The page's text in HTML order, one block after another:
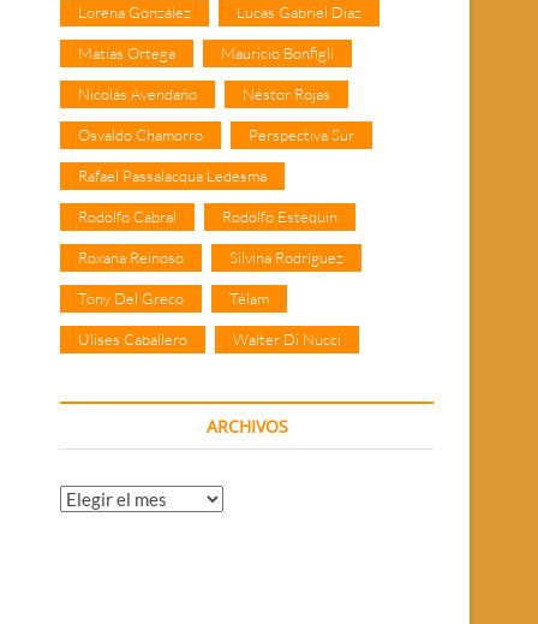
Lorena González Lucas Gabriel Díaz
Matías Ortega Mauricio Bonfigli
Nicolás Avendaño Néstor Rojas
Osvaldo Chamorro Perspectiva Sur
Rafael Passalacqua Ledesma
Rodolfo Cabral Rodolfo Estequin
Roxana Reinoso Silvina Rodríguez
Tony Del Greco Télam
Ulises Caballero Walter Di Nucci
ARCHIVOS
Archivos